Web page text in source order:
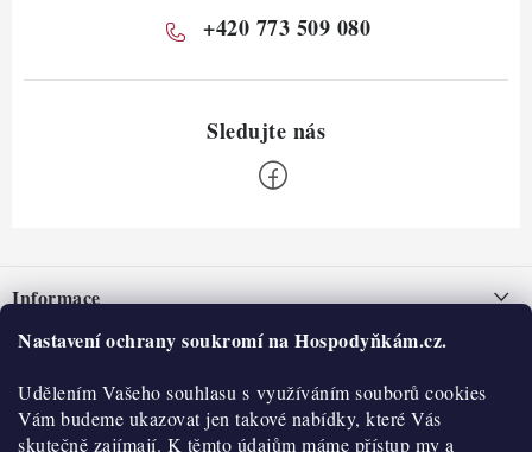
Nastavení ochrany soukromí na Hospodyňkám.cz.
Udělením Vašeho souhlasu s využíváním souborů cookies
Vám budeme ukazovat jen takové nabídky, které Vás
skutečně zajímají. K těmto údajům máme přístup my a
+420 773 509 080
pInformace
Nepřevzetí zásilky na dobírku
Obchodní podmínky
Hodnocení obchodu
O nás
Historie
O nákupu